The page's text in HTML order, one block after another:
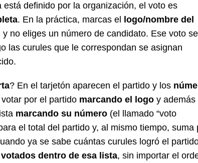
definido por la organización, el voto es
. En la práctica, marcas el
logo/nombre del
no eliges un número de candidato. Ese voto se
las curules que le correspondan se asignan
? En el tarjetón aparecen el partido y los
por el partido marcando el logo y además
marcando su número (el llamado “voto
el total del partido y, al mismo tiempo, suma
ya se sabe cuántas curules logró el
dentro de esa lista, sin importar el